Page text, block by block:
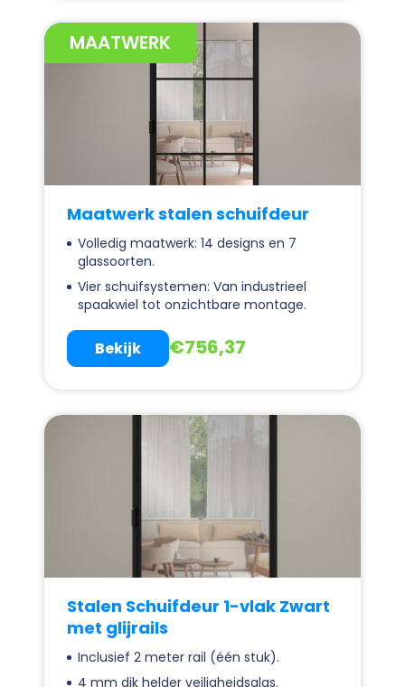
MAATWERK
Maatwerk stalen schuifdeur
Volledig maatwerk: 14 designs en 7
glassoorten.
Vier schuifsystemen: Van industrieel
spaakwiel tot onzichtbare montage.
€756,37
Bekijk
Stalen Schuifdeur 1-vlak Zwart
met glijrails
Inclusief 2 meter rail (één stuk).
4 mm dik helder veiligheidsglas.